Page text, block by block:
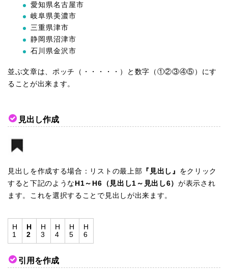
愛知県名古屋市
岐阜県美濃市
三重県津市
静岡県沼津市
石川県金沢市
並ぶ文章は、ポッチ（・・・・・）と数字（①②③④⑤）にす
ることが出来ます。
見出し作成
見出しを作成する場合：リストの最上部 『見出し』 をクリック
すると下記のような H1～H6（見出し1～見出し6）が表示され
ます。これを選択することで見出しが出来ます。
H
1
H
2
H
3
H
4
H
5
H
6
引用を作成